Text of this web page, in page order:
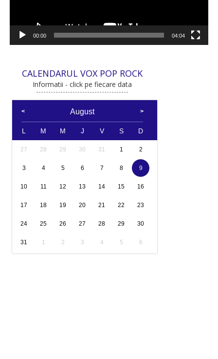
00:00 04:04
CALENDARUL VOX POP ROCK
Informatii - click pe fiecare data
August
L M M J V S D
27 28 29 30 31 1 2
3 4 5 6 7 8 9
10 11 12 13 14 15 16
17 18 19 20 21 22 23
24 25 26 27 28 29 30
31 1 2 3 4 5 6